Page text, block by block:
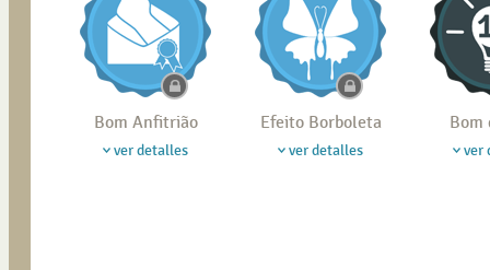
Bom Anfitrião
ver detalles
Efeito Borboleta
ver detalles
Bom
ver